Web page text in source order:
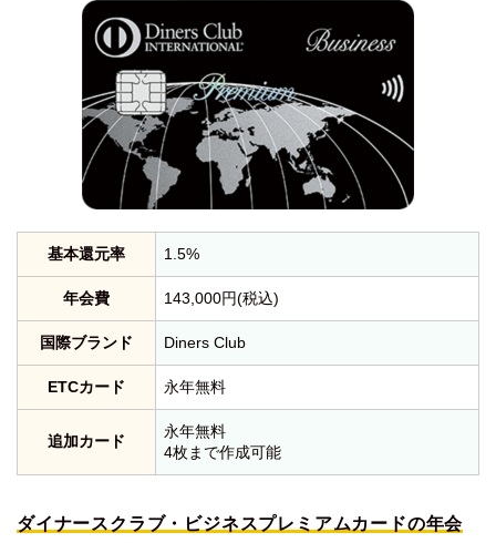
基本還元率 1.5%
年会費 143,000円(税込)
国際ブランド Diners Club
ETCカード 永年無料
追加カード
永年無料
4枚まで作成可能
ダイナースクラブ・ビジネスプレミアムカードの年会